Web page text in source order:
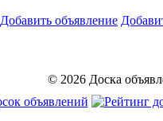
Добавить объявление
© 2026 Доска